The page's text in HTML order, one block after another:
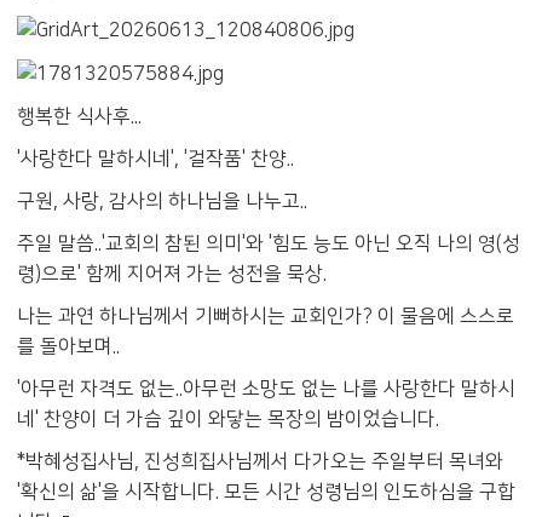
행복한 식사후...
'사랑한다 말하시네', '걸작품' 찬양..
구원, 사랑, 감사의 하나님을 나누고..
주일 말씀..'교회의 참된 의미'와 '힘도 능도 아닌 오직 나의 영(성
령)으로' 함께 지어져 가는 성전을 묵상.
나는 과연 하나님께서 기뻐하시는 교회인가? 이 물음에 스스로
를 돌아보며..
'아무런 자격도 없는..아무런 소망도 없는 나를 사랑한다 말하시
네' 찬양이 더 가슴 깊이 와닿는 목장의 밤이었습니다.
*박혜성집사님, 진성희집사님께서 다가오는 주일부터 목녀와
'확신의 삶'을 시작합니다. 모든 시간 성령님의 인도하심을 구합